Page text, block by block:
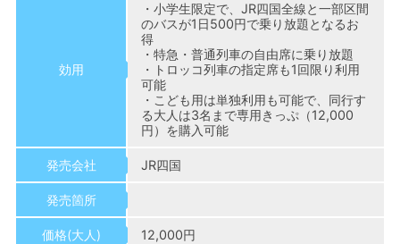
効用
・小学生限定で、JR四国全線と一部区間
のバスが1日500円で乗り放題となるお
得
・特急・普通列車の自由席に乗り放題
・トロッコ列車の指定席も1回限り利用
可能
・こども用は単独利用も可能で、同行す
る大人は3名まで専用きっぷ（12,000
円）を購入可能
発売会社 JR四国
発売箇所
価格(大人) 12,000円